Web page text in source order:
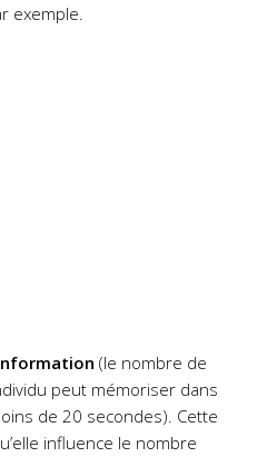
exemple.
(le nombre de
peut mémoriser dans
de 20 secondes). Cette
influence le nombre